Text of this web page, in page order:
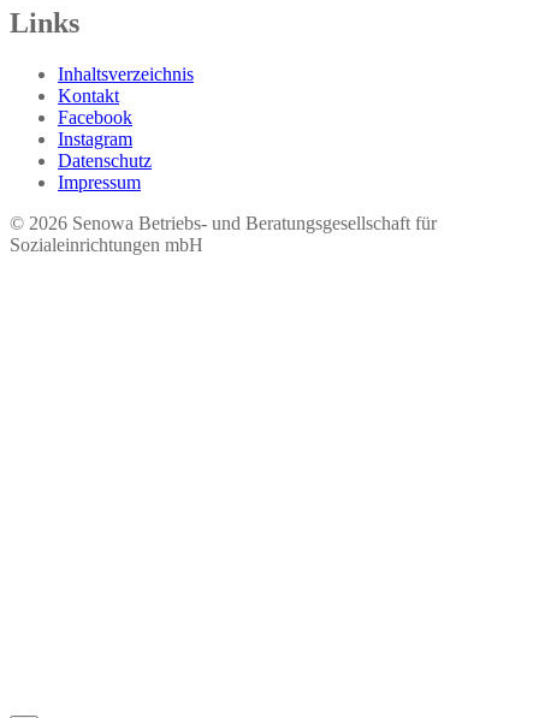
Links
Inhaltsverzeichnis
Kontakt
Facebook
Instagram
Datenschutz
Impressum
© 2026 Seno​wa Betriebs- und Beratungsgesellschaft für
Sozialeinrichtungen mbH